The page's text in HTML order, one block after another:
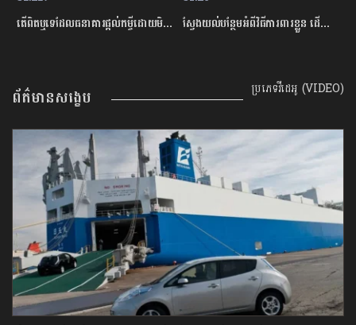
តើពិតឬទេដែលធនាគារផ្ដល់កម្ចីដោយមិនសិក្សាលើលទ្ធភាពសងត្រឡប់? ស្វែងយល់បន្ថែមអំពីវិធីការពារខ្លួន ដើម្បីជៀសវាងពីការឆបោកតាមបច្ចេកវិទ្យាហិរញ្ញវត្ថុ! តើបំណុលសុ
ព័ត៌មានសង្ខេប ប្រភេទវីដេអូ (VIDEO)